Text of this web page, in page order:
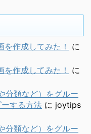
作成してみた！
に
作成してみた！
に
分類など）をグルー
する方法 に joytips
分類など）をグルー